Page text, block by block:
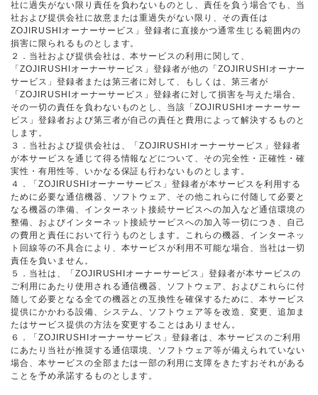
社に過失がない限り責任を負わないものとし、責任を負う場合でも、当
社および提供会社に故意または重過失がない限り、その責任は
ZOJIRUSHIオーナーサービス」登録者に直接かつ通常生じる範囲内の
損害に限られるものとします。
２．当社および提供会社は、本サービスの利用に関して、
「ZOJIRUSHIオーナーサービス」登録者が他の「ZOJIRUSHIオーナー
サービス」登録者または第三者に対して、もしくは、第三者が
「ZOJIRUSHIオーナーサービス」登録者に対して損害を与えた場合、
その一切の責任を負わないものとし、当該「ZOJIRUSHIオーナーサー
ビス」登録者および第三者が自己の責任と費用によって解決するものと
します。
３．当社および提供会社は、「ZOJIRUSHIオーナーサービス」登録者
が本サービスを通じて得る情報などについて、その完全性・正確性・確
実性・有用性等、いかなる保証も行わないものとします。
４．「ZOJIRUSHIオーナーサービス」登録者が本サービスを利用する
ために必要な通信機器、ソフトウェア、その他これらに付随して必要と
なる機器の準備、インターネット接続サービスへの加入など通信環境の
整備、およびインターネット接続サービスへの加入等一切につき、自己
の費用と責任において行うものとします。これらの機器、インターネッ
ト回線等の不具合により、本サービスが利用不可能な場合、当社は一切
責任を負いません。
５．当社は、「ZOJIRUSHIオーナーサービス」登録者が本サービスの
ご利用にあたり使用される通信機器、ソフトウェア、およびこれらに付
随して必要となる全ての機器との互換性を確保するために、本サービス
提供にかかわる設備、システム、ソフトウェア等を改造、変更、追加ま
たはサービス提供の方法を変更することはありません。
６．「ZOJIRUSHIオーナーサービス」登録者は、本サービスのご利用
にあたり当社が推奨する通信環境、ソフトウェア等が備えられていない
場合、本サービスの全部または一部の利用に支障をきたすおそれがある
ことを予め承諾するものとします。